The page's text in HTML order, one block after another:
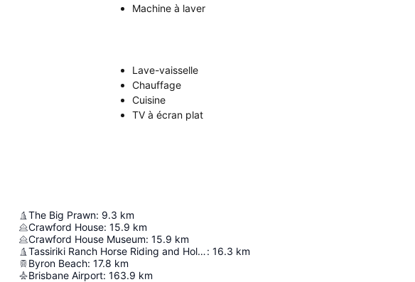
Machine à laver
Lave-vaisselle
Chauffage
Cuisine
TV à écran plat
The Big Prawn: 9.3 km
Crawford House: 15.9 km
Crawford House Museum: 15.9 km
Tassiriki Ranch Horse Riding and Holiday Cabins: 16.3 km
Byron Beach: 17.8 km
Brisbane Airport: 163.9 km